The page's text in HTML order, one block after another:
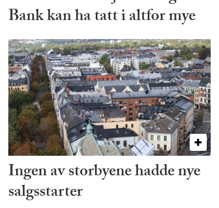
Bank kan ha tatt i altfor mye
Ingen av storbyene hadde nye
salgsstarter